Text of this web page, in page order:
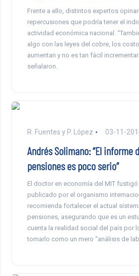
Frente a ello, distintos expertos
repercusiones que podría tener el
actividad económica nacional.
algo con las leyes del cobre, los
aumentan y no es tan fácil
señalaron.
R. Fuentes y P. López 03-11-
Andrés Solimano: “El informe
pensiones es poco serio”
El doctor en economía del MIT
publicado por el organismo
recomienda fortalecer el actual
pensiones, asegurando que es un
cuenta la realidad social del país por
tomarlo como un mero “análisis de